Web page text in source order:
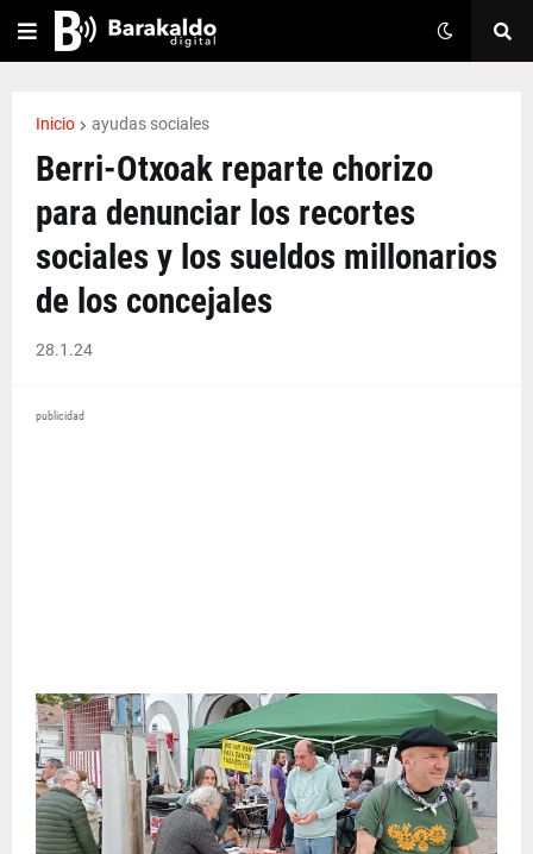
Inicio ayudas sociales
Berri-Otxoak reparte chorizo
para denunciar los recortes
sociales y los sueldos millonarios
de los concejales
28.1.24
publicidad